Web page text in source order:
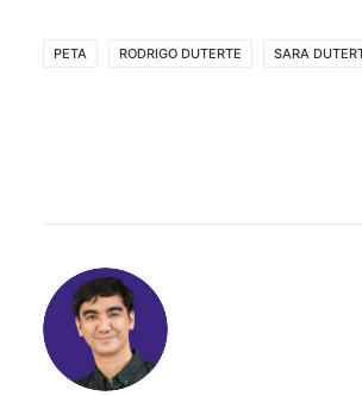
PETA RODRIGO DUTERTE SARA